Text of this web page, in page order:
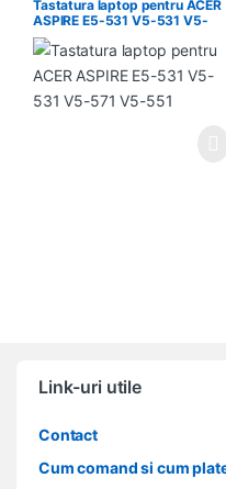
Tastatura laptop pentru ACER
ASPIRE E5-531 V5-531 V5-
571 V5-551
Link-uri utile
Contact
Cum comand si cum